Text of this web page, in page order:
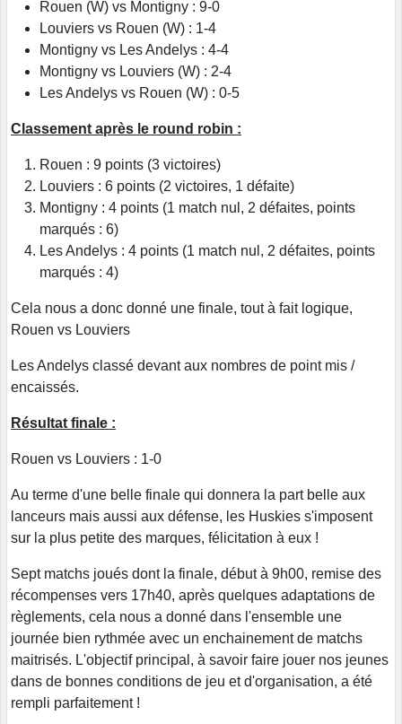
Rouen (W) vs Montigny : 9-0
Louviers vs Rouen (W) : 1-4
Montigny vs Les Andelys : 4-4
Montigny vs Louviers (W) : 2-4
Les Andelys vs Rouen (W) : 0-5
Classement après le round robin :
Rouen : 9 points (3 victoires)
Louviers : 6 points (2 victoires, 1 défaite)
Montigny : 4 points (1 match nul, 2 défaites, points
marqués : 6)
Les Andelys : 4 points (1 match nul, 2 défaites, points
marqués : 4)
Cela nous a donc donné une finale, tout à fait logique,
Rouen vs Louviers
Les Andelys classé devant aux nombres de point mis /
encaissés.
Résultat finale :
Rouen vs Louviers : 1-0
Au terme d'une belle finale qui donnera la part belle aux
lanceurs mais aussi aux défense, les Huskies s'imposent
sur la plus petite des marques, félicitation à eux !
Sept matchs joués dont la finale, début à 9h00, remise des
récompenses vers 17h40, après quelques adaptations de
règlements, cela nous a donné dans l'ensemble une
journée bien rythmée avec un enchainement de matchs
maitrisés. L'objectif principal, à savoir faire jouer nos jeunes
dans de bonnes conditions de jeu et d'organisation, a été
rempli parfaitement !